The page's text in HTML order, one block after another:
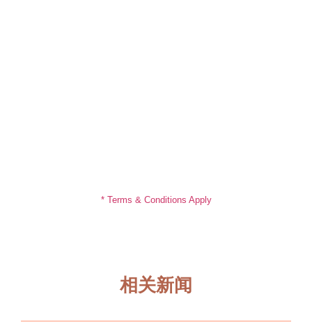
* Terms & Conditions Apply
相关新闻